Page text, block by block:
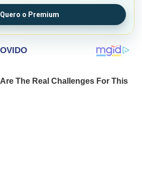
Quero o Premium